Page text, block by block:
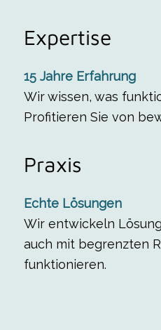
Expertise
15 Jahre Erfahrung
Wir wissen, was
Profitieren Sie von
Praxis
Echte Lösungen
Wir entwickeln
auch mit begrenzten
funktionieren.